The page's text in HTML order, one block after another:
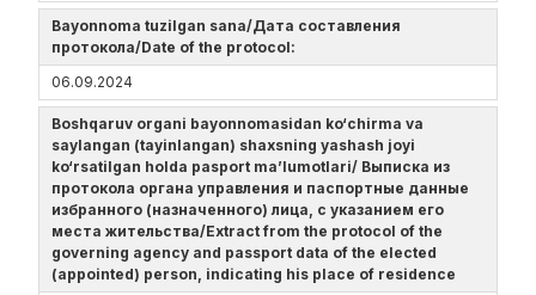
Bayonnoma tuzilgan sana/Дата составления
протокола/Date of the protocol:
06.09.2024
Boshqaruv organi bayonnomasidan ko‘chirma va
saylangan (tayinlangan) shaxsning yashash joyi
ko‘rsatilgan holda pasport ma’lumotlari/ Выписка из
протокола органа управления и паспортные данные
избранного (назначенного) лица, с указанием его
места жительства/Extract from the protocol of the
governing agency and passport data of the elected
(appointed) person, indicating his place of residence